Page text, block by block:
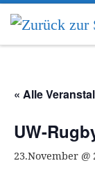
Zum Inhalt
« Alle
UW-
23.November @